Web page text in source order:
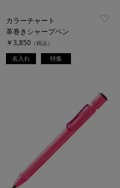
カラーチャート
革巻きシャープペン
￥3,850 （税込）
名入れ 特集